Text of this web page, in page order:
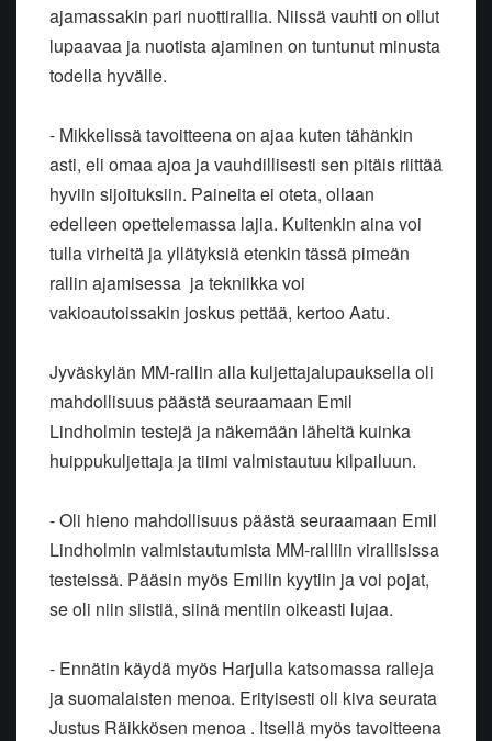
ajamassakin pari nuottirallia. Niissä vauhti on ollut
lupaavaa ja nuotista ajaminen on tuntunut minusta
todella hyvälle.
- Mikkelissä tavoitteena on ajaa kuten tähänkin
asti, eli omaa ajoa ja vauhdillisesti sen pitäis riittää
hyviin sijoituksiin. Paineita ei oteta, ollaan
edelleen opettelemassa lajia. Kuitenkin aina voi
tulla virheitä ja yllätyksiä etenkin tässä pimeän
rallin ajamisessa ja tekniikka voi
vakioautoissakin joskus pettää, kertoo Aatu.
Jyväskylän MM-rallin alla kuljettajalupauksella oli
mahdollisuus päästä seuraamaan Emil
Lindholmin testejä ja näkemään läheltä kuinka
huippukuljettaja ja tiimi valmistautuu kilpailuun.
- Oli hieno mahdollisuus päästä seuraamaan Emil
Lindholmin valmistautumista MM-ralliin virallisissa
testeissä. Pääsin myös Emilin kyytiin ja voi pojat,
se oli niin siistiä, siinä mentiin oikeasti lujaa.
- Ennätin käydä myös Harjulla katsomassa ralleja
ja suomalaisten menoa. Erityisesti oli kiva seurata
Justus Räikkösen menoa . Itsellä myös tavoitteena